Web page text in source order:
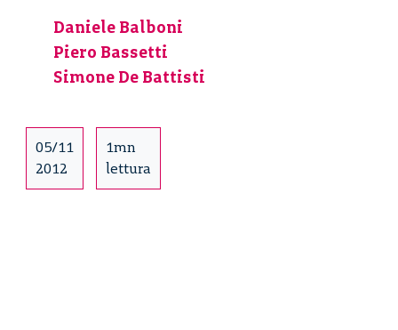
–
5/11
Daniele Balboni
Piero Bassetti
Simone De Battisti
05/11
2012
1mn
lettura